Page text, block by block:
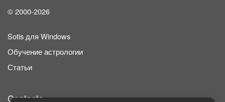
© 2000-2026
Sotis для Windows
Обучение астрологии
Статьи
Contacts